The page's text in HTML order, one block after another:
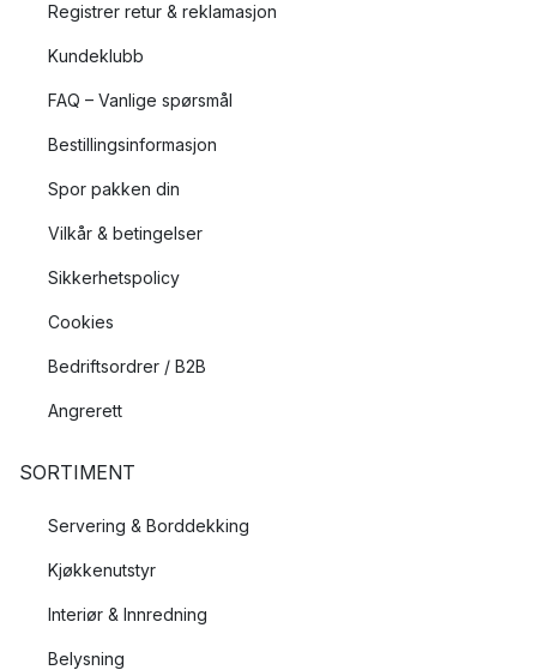
Registrer retur & reklamasjon
Kundeklubb
FAQ – Vanlige spørsmål
Bestillingsinformasjon
Spor pakken din
Vilkår & betingelser
Sikkerhetspolicy
Cookies
Bedriftsordrer / B2B
Angrerett
SORTIMENT
Servering & Borddekking
Kjøkkenutstyr
Interiør & Innredning
Belysning